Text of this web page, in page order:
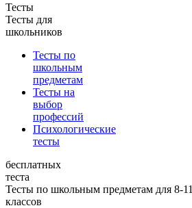
Тесты
Тесты для
школьников
Тесты по
школьным
предметам
Тесты на
выбор
профессий
Психологические
тесты
бесплатных
теста
Тесты по школьным предметам для 8-11
классов